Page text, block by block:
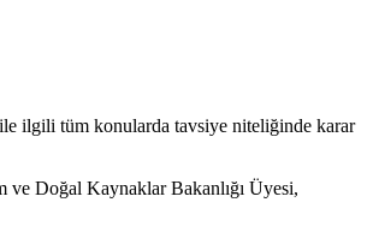
ilgili tüm konularda tavsiye niteliğinde karar
ve Doğal Kaynaklar Bakanlığı Üyesi,